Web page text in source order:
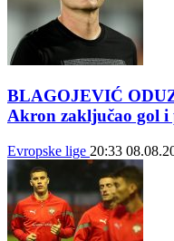
BLAGOJEVIĆ
Akron zaključao gol
Evropske lige 20:33